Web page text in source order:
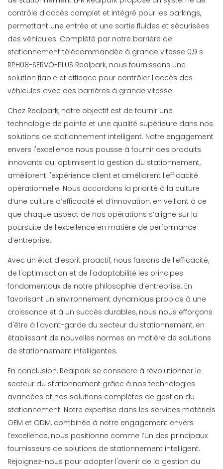
contrôle d'accès complet et intégré pour les parkings,
permettant une entrée et une sortie fluides et sécurisées
des véhicules. Complété par notre barrière de
stationnement télécommandée à grande vitesse 0,9 s
RPH08-SERVO-PLUS Realpark, nous fournissons une
solution fiable et efficace pour contrôler l'accès des
véhicules avec des barrières à grande vitesse.
Chez Realpark, notre objectif est de fournir une
technologie de pointe et une qualité supérieure dans nos
solutions de stationnement intelligent. Notre engagement
envers l'excellence nous pousse à fournir des produits
innovants qui optimisent la gestion du stationnement,
améliorent l'expérience client et améliorent l'efficacité
opérationnelle. Nous accordons la priorité à la culture
d’une culture d’efficacité et d’innovation, en veillant à ce
que chaque aspect de nos opérations s’aligne sur la
poursuite de l’excellence en matière de performance
d’entreprise.
Avec un état d'esprit proactif, nous faisons de l'efficacité,
de l'optimisation et de l'adaptabilité les principes
fondamentaux de notre philosophie d'entreprise. En
favorisant un environnement dynamique propice à une
croissance et à un succès durables, nous nous efforçons
d'être à l'avant-garde du secteur du stationnement, en
établissant de nouvelles normes en matière de solutions
de stationnement intelligentes.
En conclusion, Realpark se consacre à révolutionner le
secteur du stationnement grâce à nos technologies
avancées et nos solutions complètes de gestion du
stationnement. Notre expertise dans les services matériels
OEM et ODM, combinée à notre engagement envers
l’excellence, nous positionne comme l’un des principaux
fournisseurs de solutions de stationnement intelligent.
Rejoignez-nous pour adopter l'avenir de la gestion du